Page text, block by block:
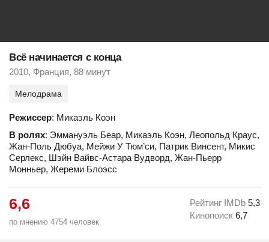
Всё начинается с конца
2010, Франция, 88 минут
Мелодрама
Режиссер: Микаэль Коэн
В ролях: Эммануэль Беар, Микаэль Коэн, Леопольд Краус,
Жан-Поль Дюбуа, Мейжи У Тюм’си, Патрик Винсент, Микис
Серлекс, Шэйн Вайвс-Астара Вудворд, Жан-Пьерр
Монньер, Жереми Блоэсс
6,6
по мнению 4754 человек
Рейтинг IMDb 5,3
Кинопоиск 6,7